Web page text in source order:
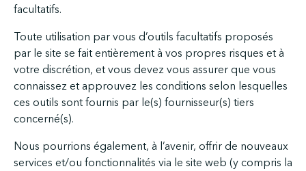
facultatifs.
Toute utilisation par vous d’outils facultatifs proposés
par le site se fait entièrement à vos propres risques et à
votre discrétion, et vous devez vous assurer que vous
connaissez et approuvez les conditions selon lesquelles
ces outils sont fournis par le(s) fournisseur(s) tiers
concerné(s).
Nous pourrions également, à l’avenir, offrir de nouveaux
services et/ou fonctionnalités via le site web (y compris la